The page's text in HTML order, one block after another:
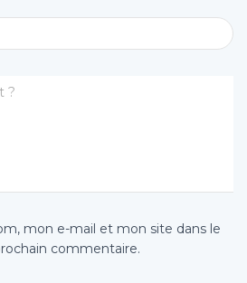
?
mon e-mail et mon site dans le
commentaire.